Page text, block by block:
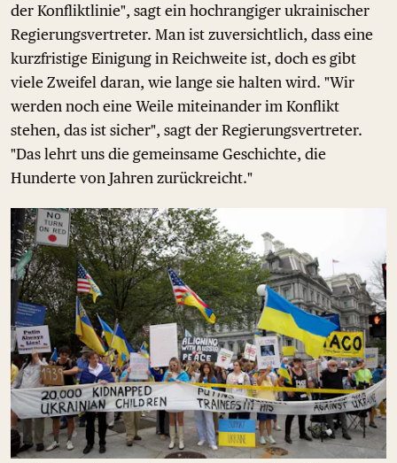
der Konfliktlinie", sagt ein hochrangiger ukrainischer
Regierungsvertreter. Man ist zuversichtlich, dass eine
kurzfristige Einigung in Reichweite ist, doch es gibt
viele Zweifel daran, wie lange sie halten wird. "Wir
werden noch eine Weile miteinander im Konflikt
stehen, das ist sicher", sagt der Regierungsvertreter.
"Das lehrt uns die gemeinsame Geschichte, die
Hunderte von Jahren zurückreicht."